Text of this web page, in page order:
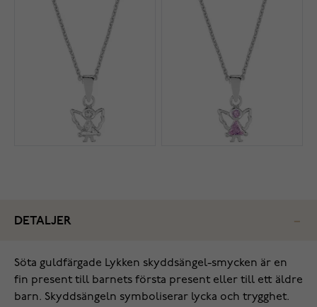
DETALJER
Söta guldfärgade Lykken skyddsängel-smycken är en
fin present till barnets första present eller till ett äldre
barn. Skyddsängeln symboliserar lycka och trygghet.